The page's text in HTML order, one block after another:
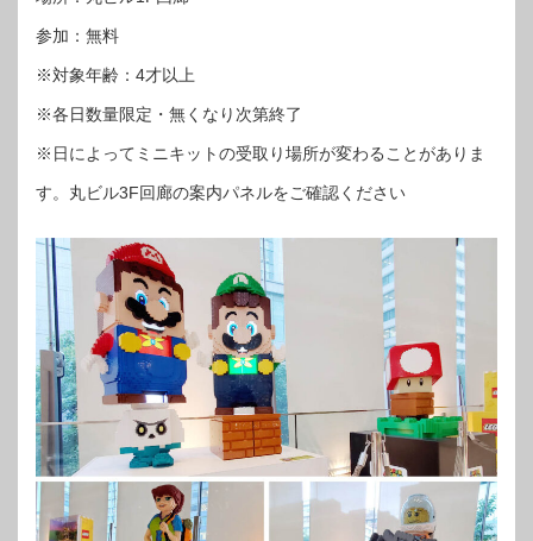
参加：無料
※対象年齢：4才以上
※各日数量限定・無くなり次第終了
※日によってミニキットの受取り場所が変わることがありま
す。丸ビル3F回廊の案内パネルをご確認ください